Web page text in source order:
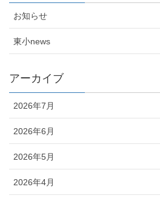
お知らせ
東小news
アーカイブ
2026年7月
2026年6月
2026年5月
2026年4月